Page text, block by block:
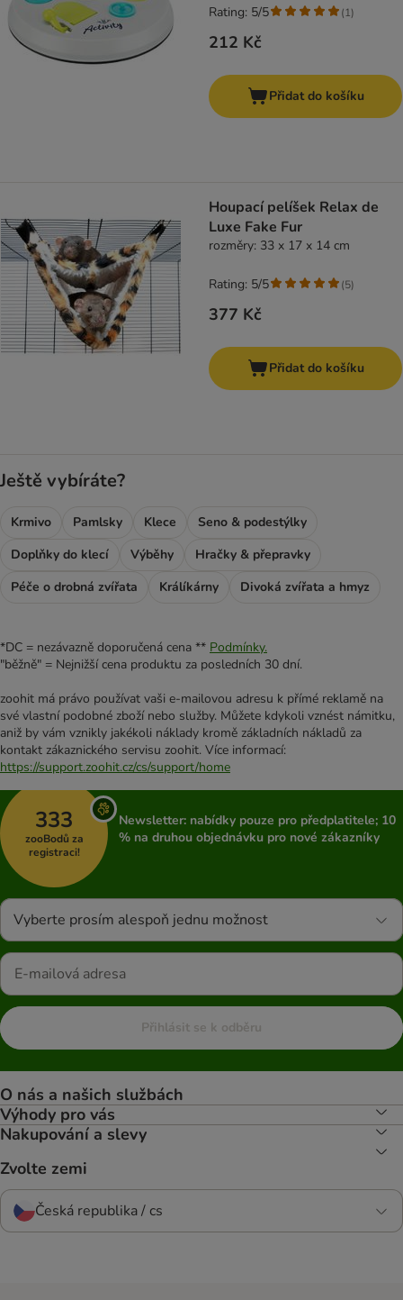
212 Kč
Rating: 5/5 (1)
Přidat do košíku
Houpací pelíšek Relax de
Luxe Fake Fur
rozměry: 33 x 17 x 14 cm
377 Kč
Rating: 5/5 (5)
Přidat do košíku
Ještě vybíráte?
Krmivo Pamlsky Klece
Seno & podestýlky
Doplňky do klecí
Výběhy
Hračky & přepravky
Péče o drobná zvířata
Králíkárny Divoká zvířata a hmyz
*DC = nezávazně doporučená cena ** Podmínky.
"běžně" = Nejnižší cena produktu za posledních 30 dní.
zoohit má právo používat vaši e-mailovou adresu k přímé reklamě na
své vlastní podobné zboží nebo služby. Můžete kdykoli vznést námitku,
aniž by vám vznikly jakékoli náklady kromě základních nákladů za
kontakt zákaznického servisu zoohit. Více informací:
https://support.zoohit.cz/cs/support/home
333
zooBodů za
registraci!
Newsletter: nabídky pouze pro předplatitele; 10
% na druhou objednávku pro nové zákazníky
Vyberte prosím alespoň jednu možnost
Přihlásit se k odběru
O nás a našich službách
Výhody pro vás
Nakupování a slevy
Zvolte zemi
Česká republika / cs